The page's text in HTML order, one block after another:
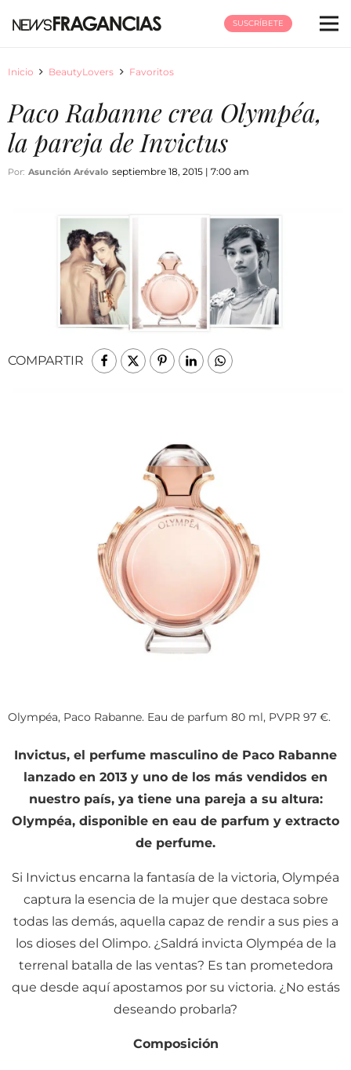
SUSCRÍBETE
Inicio BeautyLovers Favoritos
Paco Rabanne crea Olympéa,
la pareja de Invictus
Por: Asunción Arévalo septiembre 18, 2015 | 7:00 am
COMPARTIR
Olympéa, Paco Rabanne. Eau de parfum 80 ml, PVPR 97 €.
Invictus, el perfume masculino de Paco Rabanne
lanzado en 2013 y uno de los más vendidos en
nuestro país, ya tiene una pareja a su altura:
Olympéa, disponible en eau de parfum y extracto
de perfume.
Si Invictus encarna la fantasía de la victoria, Olympéa
captura la esencia de la mujer que destaca sobre
todas las demás, aquella capaz de rendir a sus pies a
los dioses del Olimpo. ¿Saldrá invicta Olympéa de la
terrenal batalla de las ventas? Es tan prometedora
que desde aquí apostamos por su victoria. ¿No estás
deseando probarla?
Composición